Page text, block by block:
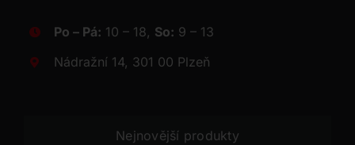
Po – Pá: 10 – 18, So: 9 – 13
Nádražní 14, 301 00 Plzeň
Nejnovější produkty